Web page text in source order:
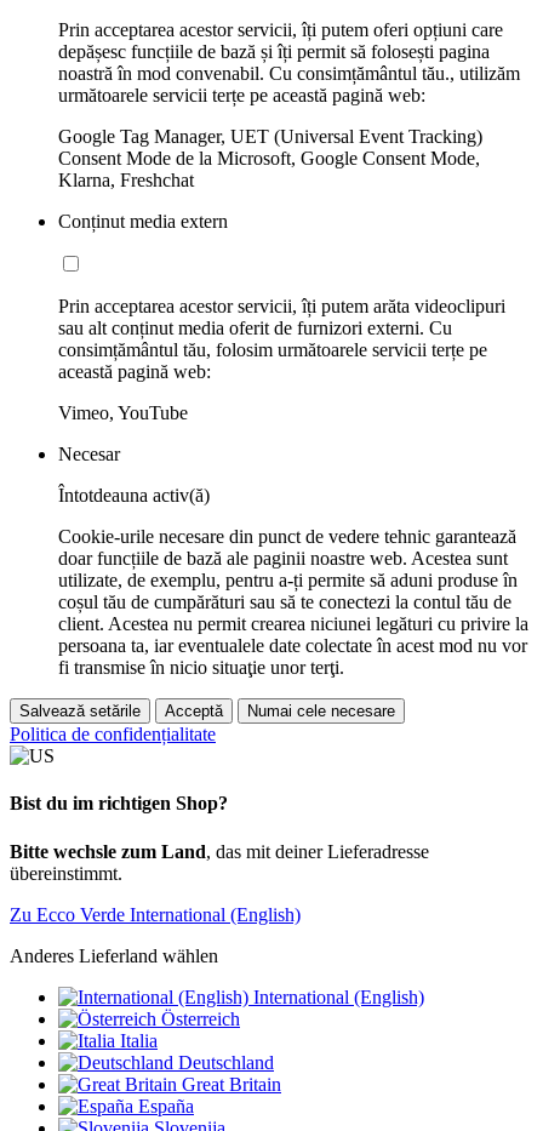
Prin acceptarea acestor servicii, îți putem oferi opțiuni care
depășesc funcțiile de bază și îți permit să folosești pagina
noastră în mod convenabil. Cu consimțământul tău., utilizăm
următoarele servicii terțe pe această pagină web:
Google Tag Manager, UET (Universal Event Tracking)
Consent Mode de la Microsoft, Google Consent Mode,
Klarna, Freshchat
Conținut media extern
Prin acceptarea acestor servicii, îți putem arăta videoclipuri
sau alt conținut media oferit de furnizori externi. Cu
consimțământul tău, folosim următoarele servicii terțe pe
această pagină web:
Vimeo, YouTube
Necesar
Întotdeauna activ(ă)
Cookie-urile necesare din punct de vedere tehnic garantează
doar funcțiile de bază ale paginii noastre web. Acestea sunt
utilizate, de exemplu, pentru a-ți permite să aduni produse în
coșul tău de cumpărături sau să te conectezi la contul tău de
client. Acestea nu permit crearea niciunei legături cu privire la
persoana ta, iar eventualele date colectate în acest mod nu vor
fi transmise în nicio situaţie unor terţi.
Salvează setările Acceptă Numai cele necesare
Politica de confidențialitate
Bist du im richtigen Shop?
Bitte wechsle zum Land, das mit deiner Lieferadresse
übereinstimmt.
Zu Ecco Verde International (English)
Anderes Lieferland wählen
International (English)
Österreich
Italia
Deutschland
Great Britain
España